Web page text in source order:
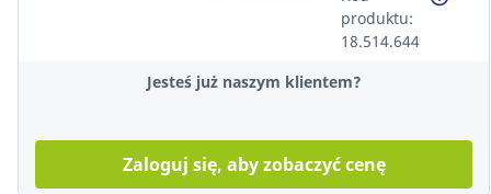
produktu:
18.514.644
Jesteś już naszym klientem?
Zaloguj się, aby zobaczyć cenę